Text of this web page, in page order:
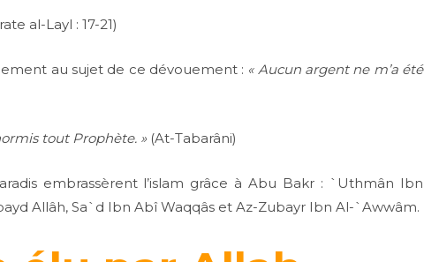
al-Layl : 17-21)
au sujet de ce dévouement : « Aucun argent ne m’a été
tout Prophète. » (At-Tabarâni)
embrassèrent l’islam grâce à Abu Bakr : `Uthmân Ibn
Allâh, Sa`d Ibn Abî Waqqâs et Az-Zubayr Ibn Al-`Awwâm.